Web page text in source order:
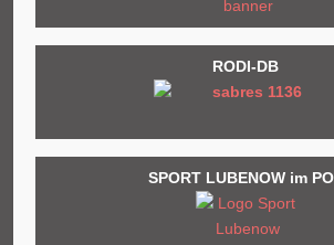
RODI-DB
SPORT LUBENOW im